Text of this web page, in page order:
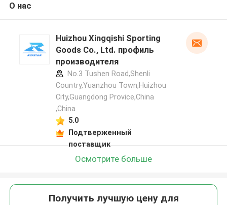
О нас
Huizhou Xingqishi Sporting
Goods Co., Ltd. профиль
производителя
No.3 Tushen Road,Shenli
Country,Yuanzhou Town,Huizhou
City,Guangdong Provice,China
,China
5.0
Подтверженный
поставщик
Осмотрите больше
Получить лучшую цену для